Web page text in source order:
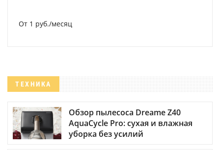
От 1 руб./месяц
ТЕХНИКА
Обзор пылесоса Dreame Z40
AquaCycle Pro: сухая и влажная
уборка без усилий